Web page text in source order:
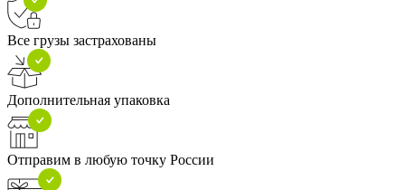
Все грузы застрахованы
Дополнительная упаковка
Отправим в любую точку России